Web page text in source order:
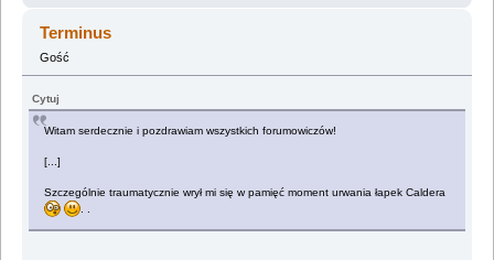
Terminus
Gość
Cytuj
Witam serdecznie i pozdrawiam wszystkich forumowiczów!
[...]
Szczególnie traumatycznie wrył mi się w pamięć moment urwania łapek Caldera
. .